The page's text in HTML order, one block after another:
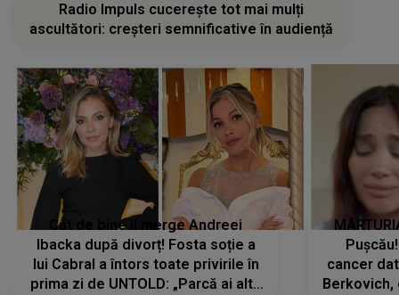
Radio Impuls cucerește tot mai mulți
ascultători: creșteri semnificative în audiență
Cât de bine îi merge Andreei
Ibacka după divorț! Fosta soție a
lui Cabral a întors toate privirile în
prima zi de UNTOLD: „Parcă ai altă
cancer
Berkovich,